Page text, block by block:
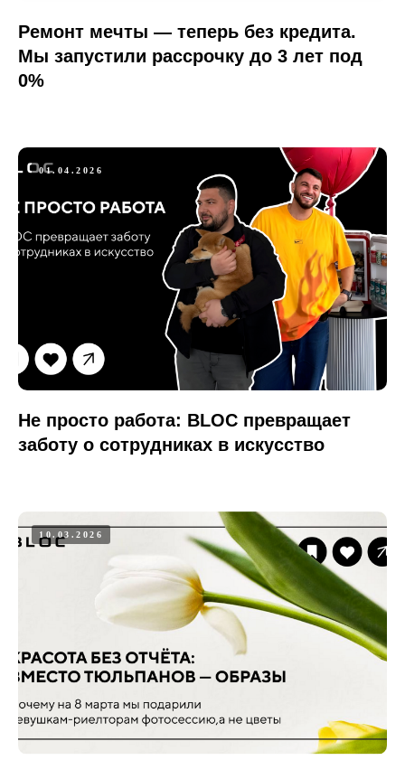
Ремонт мечты — теперь без кредита.
Мы запустили рассрочку до 3 лет под
0%
01.04.2026
Не просто работа: BLOC превращает
заботу о сотрудниках в искусство
10.03.2026